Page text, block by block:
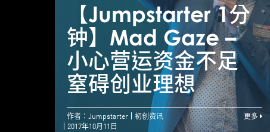
【Jumpstarter 1分
钟】Mad Gaze –
小心营运资金不足
窒碍创业理想
作者：Jumpstarter
初创资讯
2017年10月11日
更多